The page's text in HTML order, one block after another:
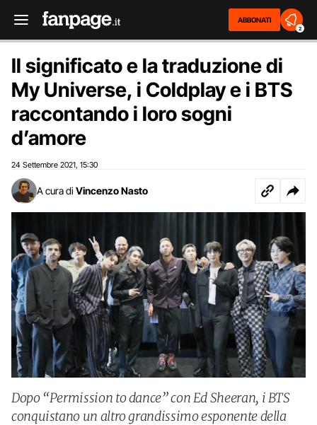
ABBONATI
2
Il significato e la traduzione di
My Universe, i Coldplay e i BTS
raccontando i loro sogni
d’amore
24 Settembre 2021 15:30
A cura di Vincenzo Nasto
Dopo “Permission to dance” con Ed Sheeran, i BTS
conquistano un altro grandissimo esponente della